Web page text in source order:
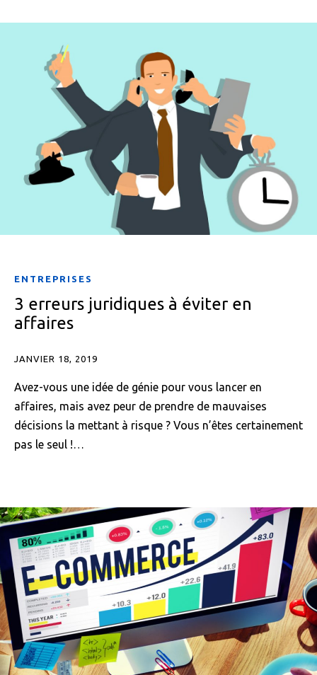
ENTREPRISES
3 erreurs juridiques à éviter en
affaires
JANVIER 18, 2019
Avez-vous une idée de génie pour vous lancer en
affaires, mais avez peur de prendre de mauvaises
décisions la mettant à risque ? Vous n’êtes certainement
pas le seul !…